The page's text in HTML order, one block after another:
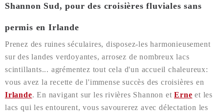
Shannon Sud, pour des croisières fluviales sans
permis en Irlande
Prenez des ruines séculaires, disposez-les harmonieusement
sur des landes verdoyantes, arrosez de nombreux lacs
scintillants... agrémentez tout cela d'un accueil chaleureux:
vous avez la recette de l'immense succès des croisières en
Irlande. En navigant sur les rivières Shannon etErne et les
lacs qui les entourent, vous savourerez avec délectation les